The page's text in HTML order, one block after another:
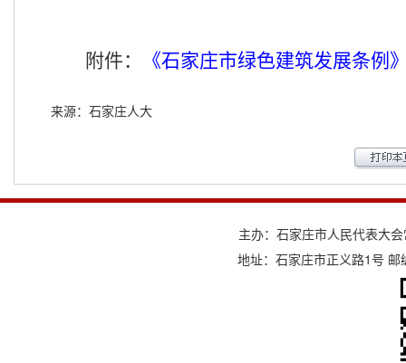
附件： 《石家庄市绿色建筑发展条例
来源：石家庄人大
主办：石家庄市人民代表大
地址：石家庄市正义路1号